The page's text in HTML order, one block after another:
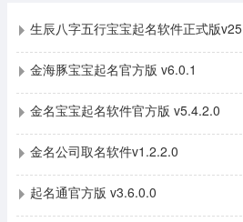
生辰八字五行宝宝起名软件正式版v25
金海豚宝宝起名官方版 v6.0.1
金名宝宝起名软件官方版 v5.4.2.0
金名公司取名软件v1.2.2.0
起名通官方版 v3.6.0.0